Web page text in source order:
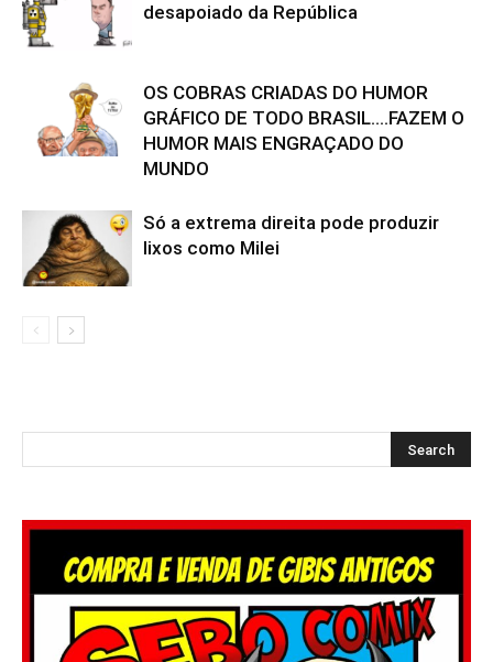
desapoiado da República
OS COBRAS CRIADAS DO HUMOR
GRÁFICO DE TODO BRASIL….FAZEM O
HUMOR MAIS ENGRAÇADO DO
MUNDO
Só a extrema direita pode produzir
lixos como Milei